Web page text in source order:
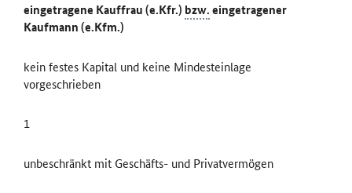
eingetragene Kauffrau (e.Kfr.) bzw.eingetragener
Kaufmann (e.Kfm.)
kein festes Kapital und keine Mindesteinlage
vorgeschrieben
1
unbeschränkt mit Geschäfts- und Privatvermögen